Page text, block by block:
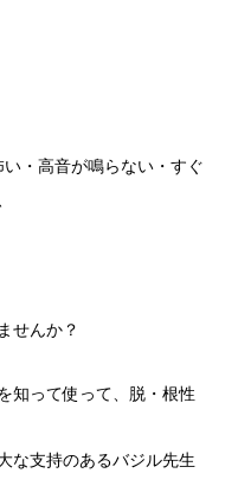
・高音が鳴らない・すぐ
せんか？
知って使って、脱・根性
な支持のあるバジル先生